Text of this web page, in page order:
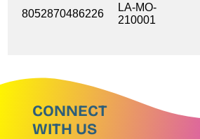
8052870486226
LA-MO-
210001
CONNECT
WITH US